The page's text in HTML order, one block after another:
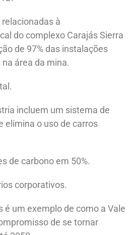
à
do complexo Carajás Sierra
de 97% das instalações
área da mina.
incluem um sistema de
elimina o uso de carros
de carbono em 50%.
corporativos.
é um exemplo de como a Vale
de se tornar